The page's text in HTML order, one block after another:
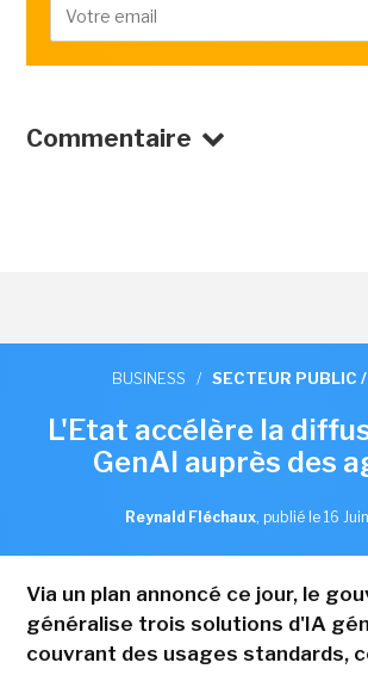
Commentaire
BUSINESS / SECTEUR PUBLIC
L'Etat accélère la
GenAI auprès des
Reynald Fléchaux, publié le 16
Via un plan annoncé ce jour, le
généralise trois solutions d'IA
couvrant des usages standards,